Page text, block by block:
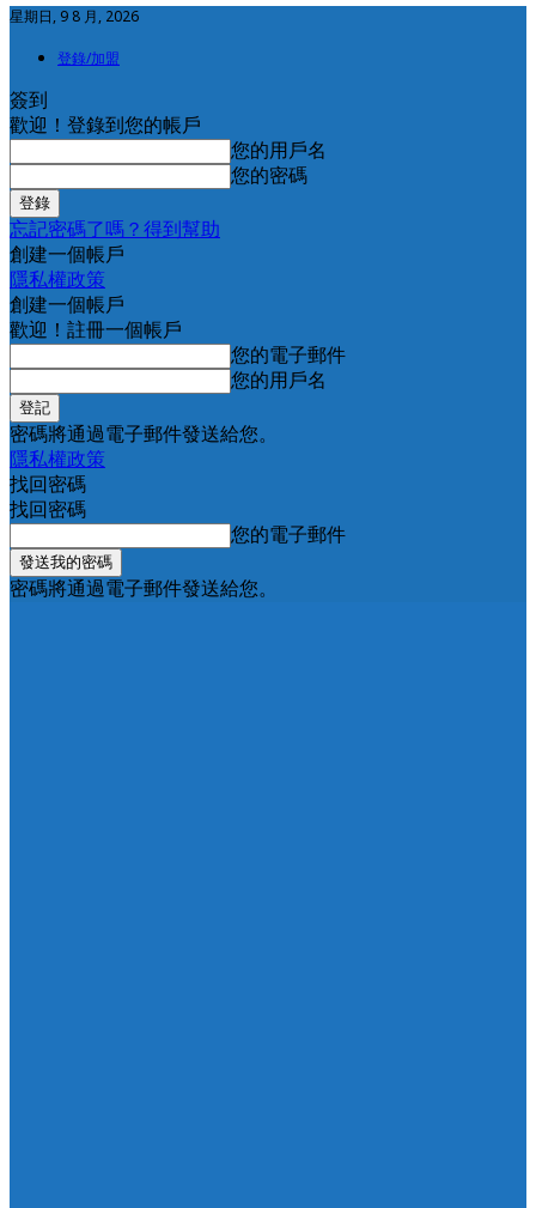
星期日, 9 8 月, 2026
登錄/加盟
簽到
歡迎！登錄到您的帳戶
您的用戶名
您的密碼
忘記密碼了嗎？得到幫助
創建一個帳戶
隱私權政策
創建一個帳戶
歡迎！註冊一個帳戶
您的電子郵件
您的用戶名
密碼將通過電子郵件發送給您。
隱私權政策
找回密碼
找回密碼
您的電子郵件
密碼將通過電子郵件發送給您。